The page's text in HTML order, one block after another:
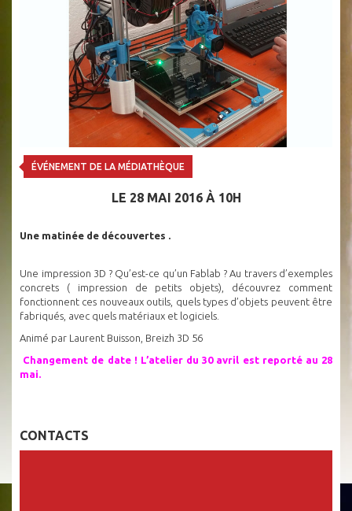
ÉVÉNEMENT DE LA MÉDIATHÈQUE
LE 28 MAI 2016 À 10H
Une matinée de découvertes .
Une impression 3D ? Qu’est-ce qu’un Fablab ? Au travers d’exemples
concrets ( impression de petits objets), découvrez comment
fonctionnent ces nouveaux outils, quels types d’objets peuvent être
fabriqués, avec quels matériaux et logiciels.
Animé par Laurent Buisson, Breizh 3D 56
Changement de date ! L’atelier du 30 avril est reporté au 28
mai.
CONTACTS